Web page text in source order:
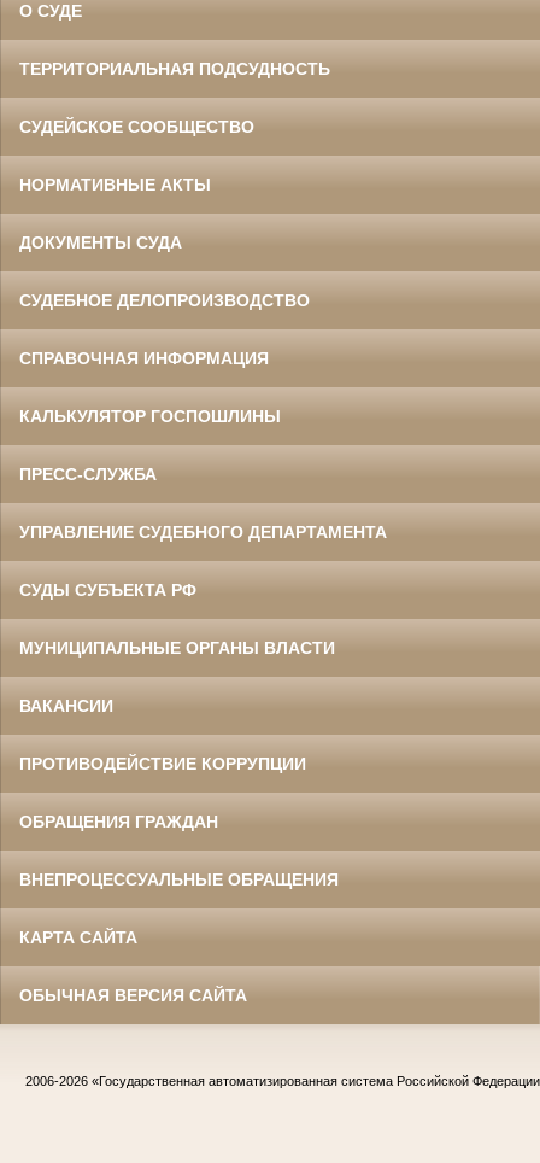
О СУДЕ
ТЕРРИТОРИАЛЬНАЯ ПОДСУДНОСТЬ
СУДЕЙСКОЕ СООБЩЕСТВО
НОРМАТИВНЫЕ АКТЫ
ДОКУМЕНТЫ СУДА
СУДЕБНОЕ ДЕЛОПРОИЗВОДСТВО
СПРАВОЧНАЯ ИНФОРМАЦИЯ
КАЛЬКУЛЯТОР ГОСПОШЛИНЫ
ПРЕСС-СЛУЖБА
УПРАВЛЕНИЕ СУДЕБНОГО ДЕПАРТАМЕНТА
СУДЫ СУБЪЕКТА РФ
МУНИЦИПАЛЬНЫЕ ОРГАНЫ ВЛАСТИ
ВАКАНСИИ
ПРОТИВОДЕЙСТВИЕ КОРРУПЦИИ
ОБРАЩЕНИЯ ГРАЖДАН
ВНЕПРОЦЕССУАЛЬНЫЕ ОБРАЩЕНИЯ
КАРТА САЙТА
ОБЫЧНАЯ ВЕРСИЯ САЙТА
2006-2026 «Государственная автоматизированная система Российской